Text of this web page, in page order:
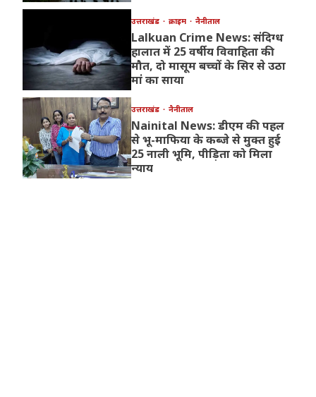
उत्तराखंड क्राइम नैनीताल
Lalkuan Crime News: संदिग्ध
हालात में 25 वर्षीय विवाहिता की
मौत, दो मासूम बच्चों के सिर से उठा
मां का साया
उत्तराखंड नैनीताल
Nainital News: डीएम की पहल
से भू-माफिया के कब्जे से मुक्त हुई
25 नाली भूमि, पीड़िता को मिला
न्याय